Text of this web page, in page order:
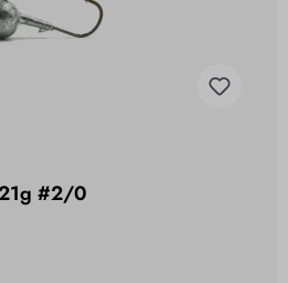
21g #2/0